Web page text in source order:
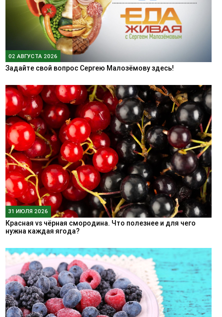
02 АВГУСТА 2026
Задайте свой вопрос Сергею Малозёмову здесь!
31 ИЮЛЯ 2026
Красная vs чёрная смородина. Что полезнее и для чего
нужна каждая ягода?